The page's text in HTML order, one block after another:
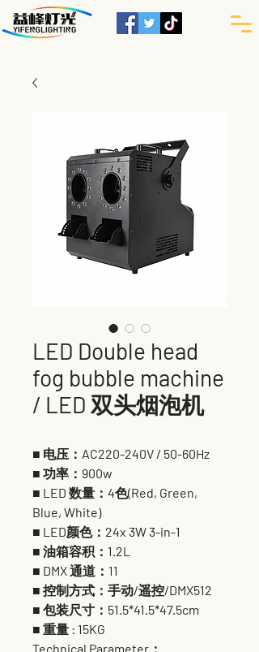
LED Double head
fog bubble machine
/ LED 双头烟泡机
■ 电压：AC220-240V / 50-60Hz
■ 功率：900w
■ LED 数量：4色(Red, Green,
Blue, White)
■ LED颜色：24x 3W 3-in-1
■ 油箱容积：1.2L
■ DMX 通道：11
■ 控制方式：手动/遥控/DMX512
■ 包装尺寸：51.5*41.5*47.5cm
■ 重量 : 15KG
Technical Parameter：